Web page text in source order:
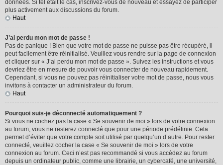
données. Si tel était le cas, inscrivez-vous de nouveau et essayez de participer
plus activement aux discussions du forum.
Haut
J’ai perdu mon mot de passe !
Pas de panique ! Bien que votre mot de passe ne puisse pas être récupéré, il
peut facilement être réinitialisé. Veuillez vous rendre sur la page de connexion
et cliquer sur « J’ai perdu mon mot de passe ». Suivez les instructions et vous
devriez être en mesure de pouvoir vous connecter de nouveau rapidement.
Cependant, si vous ne pouvez pas réinitialiser votre mot de passe, nous vous
invitons à contacter un administrateur du forum.
Haut
Pourquoi suis-je déconnecté automatiquement ?
Si vous ne cochez pas la case « Se souvenir de moi » lors de votre connexion
au forum, vous ne resterez connecté que pour une période prédéfinie. Cela
permet d’éviter que votre compte soit utilisé par quelqu’un d’autre. Pour rester
connecté, veuillez cocher la case « Se souvenir de moi » lors de votre
connexion au forum. Ceci n’est pas recommandé si vous accédez au forum
depuis un ordinateur public, comme une librairie, un cybercafé, une université,